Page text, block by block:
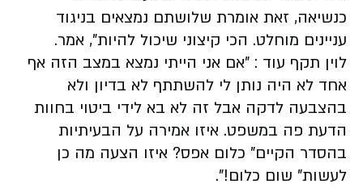
כנשיאה, זאת אומרת שלושתם נמצאים בניגוד
עניינים מוחלט. הכי קיצוני שיכול להיות", אמר.
לוין תקף עוד : "אם אני הייתי נמצא במצב הזה אף
אחד לא היה נותן לי להשתתף לא בדיון ולא
בהצבעה לדקה אבל זה לא בא לידי ביטוי בחוות
הדעת פה במשפט. איזו אמירה על הבעיתיות
בהסדר הקיים" כלום אפס? איזו הצעה מה כן
לעשות" שום כלום!".